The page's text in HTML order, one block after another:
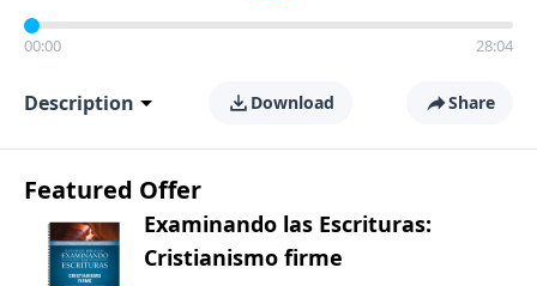
00:00 28:04
Description Download Share
Featured Offer
Examinando las Escrituras:
Cristianismo firme